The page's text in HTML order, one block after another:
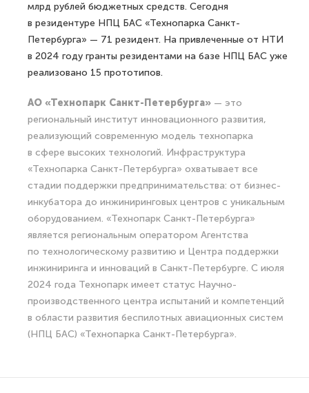
млрд рублей бюджетных средств. Сегодня
в резидентуре НПЦ БАС «Технопарка Санкт-
Петербурга» — 71 резидент. На привлеченные от НТИ
в 2024 году гранты резидентами на базе НПЦ БАС уже
реализовано 15 прототипов.
АО «Технопарк Санкт-Петербурга» — это
региональный институт инновационного развития,
реализующий современную модель технопарка
в сфере высоких технологий. Инфраструктура
«Технопарка Санкт-Петербурга» охватывает все
стадии поддержки предпринимательства: от бизнес-
инкубатора до инжиниринговых центров с уникальным
оборудованием. «Технопарк Санкт-Петербурга»
является региональным оператором Агентства
по технологическому развитию и Центра поддержки
инжиниринга и инноваций в Санкт-Петербурге. С июля
2024 года Технопарк имеет статус Научно-
производственного центра испытаний и компетенций
в области развития беспилотных авиационных систем
(НПЦ БАС) «Технопарка Санкт-Петербурга».